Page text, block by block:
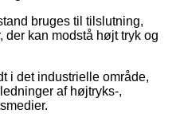
bruges til tilslutning,
der kan modstå højt tryk og
i det industrielle område,
af højtryks-,